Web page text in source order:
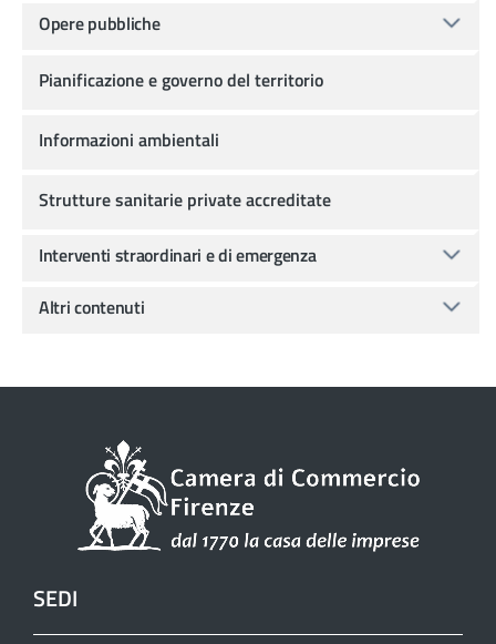
Opere pubbliche
Pianificazione e governo del territorio
Informazioni ambientali
Strutture sanitarie private accreditate
Interventi straordinari e di emergenza
Altri contenuti
SEDI